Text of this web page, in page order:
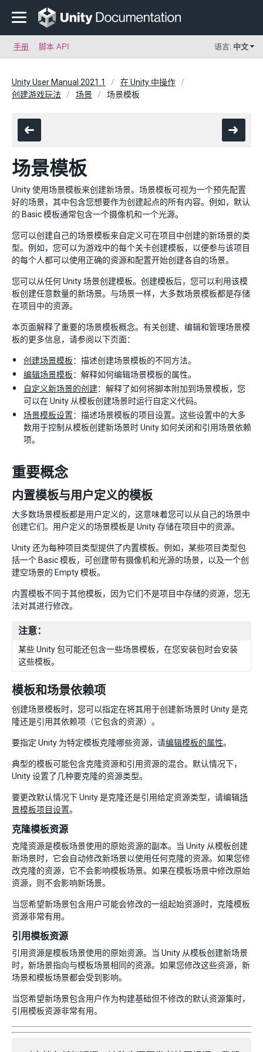
手册 脚本 API 语言: 中文
Unity User Manual 2021.1
在 Unity 中操作
创建游戏玩法
场景 场景模板
场景模板
Unity 使用场景模板来创建新场景。场景模板可视为一个预先配置
好的场景，其中包含您想要作为创建起点的所有内容。例如，默认
的 Basic 模板通常包含一个摄像机和一个光源。
您可以创建自己的场景模板来自定义可在项目中创建的新场景的类
型。例如，您可以为游戏中的每个关卡创建模板，以便参与该项目
的每个人都可以使用正确的资源和配置开始创建各自的场景。
您可以从任何 Unity 场景创建模板。创建模板后，您可以利用该模
板创建任意数量的新场景。与场景一样，大多数场景模板都是存储
在项目中的资源。
本页面解释了重要的场景模板概念。有关创建、编辑和管理场景模
板的更多信息，请参阅以下页面：
创建场景模板：描述创建场景模板的不同方法。
编辑场景模板：解释如何编辑场景模板的属性。
自定义新场景的创建：解释了如何将脚本附加到场景模板，您
可以在 Unity 从模板创建场景时运行自定义代码。
场景模板设置：描述场景模板的项目设置。这些设置中的大多
数用于控制从模板创建新场景时 Unity 如何关闭和引用场景依赖
项。
重要概念
内置模板与用户定义的模板
大多数场景模板都是用户定义的，这意味着您可以从自己的场景中
创建它们。用户定义的场景模板是 Unity 存储在项目中的资源。
Unity 还为每种项目类型提供了内置模板。例如，某些项目类型包
括一个 Basic 模板，可创建带有摄像机和光源的场景，以及一个创
建空场景的 Empty 模板。
内置模板不同于其他模板，因为它们不是项目中存储的资源，您无
法对其进行修改。
注意：
某些 Unity 包可能还包含一些场景模板，在您安装包时会安装
这些模板。
模板和场景依赖项
创建场景模板时，您可以指定在将其用于创建新场景时 Unity 是克
隆还是引用其依赖项（它包含的资源）。
要指定 Unity 为特定模板克隆哪些资源，请编辑模板的属性。
典型的模板可能包含克隆资源和引用资源的混合。默认情况下，
Unity 设置了几种要克隆的资源类型。
要更改默认情况下 Unity 是克隆还是引用给定资源类型，请编辑场
景模板项目设置。
克隆模板资源
克隆资源是模板场景使用的原始资源的副本。当 Unity 从模板创建
新场景时，它会自动修改新场景以使用任何克隆的资源。如果您修
改克隆的资源，它不会影响模板场景。如果在模板场景中修改原始
资源，则不会影响新场景。
当您希望新场景包含用户可能会修改的一组起始资源时，克隆模板
资源非常有用。
引用模板资源
引用资源是模板场景使用的原始资源。当 Unity 从模板创建新场景
时，新场景指向与模板场景相同的资源。如果您修改这些资源，新
场景和模板场景都会受到影响。
当您希望新场景包含用户作为构建基础但不修改的默认资源集时，
引用模板资源非常有用。